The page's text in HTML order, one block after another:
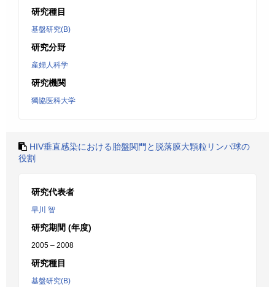
研究種目
基盤研究(B)
研究分野
産婦人科学
研究機関
獨協医科大学
HIV垂直感染における胎盤関門と脱落膜大顆粒リンパ球の
役割
研究代表者
早川 智
研究期間 (年度)
2005 – 2008
研究種目
基盤研究(B)